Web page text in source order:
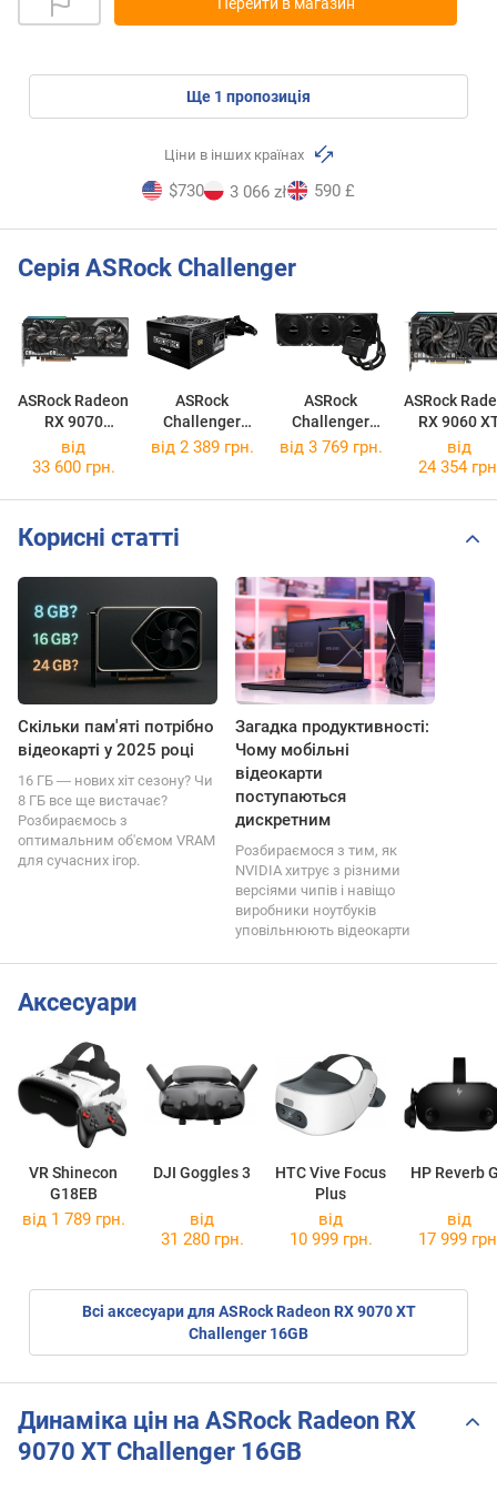
ще 1 пропозиція
Ціни в інших країнах
$730 3 066 zł 590 £
Серія ASRock Challenger
ASRock Radeon
RX 9070
Challenger
16GB
ASRock
Challenger
Bronze
ASRock
Challenger
Pure 360
ASRock
RX 9060
Challenger
16GB OC
від
33 600 грн.
від 2 389 грн. від 3 769 грн.
від
24 354
Корисні статті
Скільки пам'яті потрібно
відеокарті у 2025 році
16 ГБ ― нових хіт сезону? Чи
8 ГБ все ще вистачає?
Розбираємось з
оптимальним об'ємом VRAM
для сучасних ігор.
Загадка продуктивності:
Чому мобільні
відеокарти
поступаються
дискретним
Розбираємося з тим, як
NVIDIA хитрує з різними
версіями чипів і навіщо
виробники ноутбуків
уповільнюють відеокарти
Аксесуари
VR Shinecon
G18EB
DJI Goggles 3
HTC Vive Focus
Plus
HP Reverb
від 1 789 грн.
від
31 280 грн.
від
10 999 грн.
від
17 999
Всі аксесуари для ASRock Radeon RX 9070 XT
Challenger 16GB
Динаміка цін на ASRock Radeon RX
9070 XT Challenger 16GB